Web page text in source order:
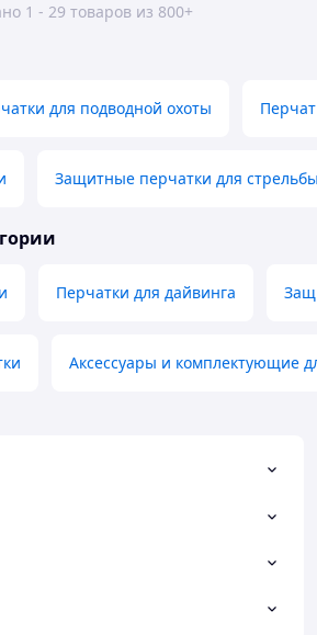
1 - 29 товаров из 800+
для подводной охоты
Защитные перчатки для
Перчатки для дайвинга
Аксессуары и комплектующие